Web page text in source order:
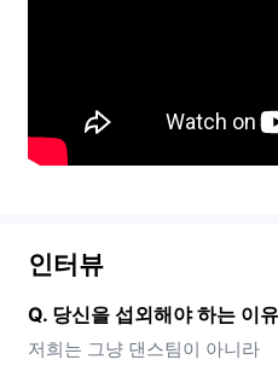
인터뷰
Q. 당신을 섭외해야 하는 이
저희는 그냥 댄스팀이 아니라